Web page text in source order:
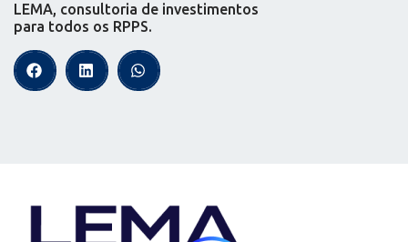
LEMA, consultoria de investimentos
para todos os RPPS.